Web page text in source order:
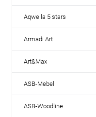
Aqwella 5 stars
Armadi Art
Art&Max
ASB-Mebel
ASB-Woodline